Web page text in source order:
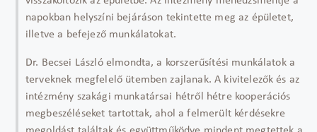
napokban helyszíni bejáráson tekintette meg az épületet,
illetve a befejező munkálatokat.
Dr. Becsei László elmondta, a korszerűsítési munkálatok a
terveknek megfelelő ütemben zajlanak. A kivitelezők és az
intézmény szakági munkatársai hétről hétre kooperációs
megbeszéléseket tartottak, ahol a felmerült kérdésekre